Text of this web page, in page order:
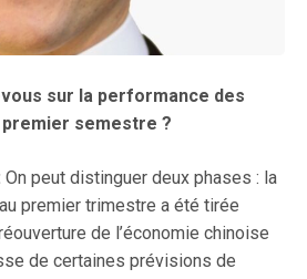
sur la performance des
semestre ?
On peut distinguer deux phases : la
premier trimestre a été tirée
de l’économie chinoise
de certaines prévisions de